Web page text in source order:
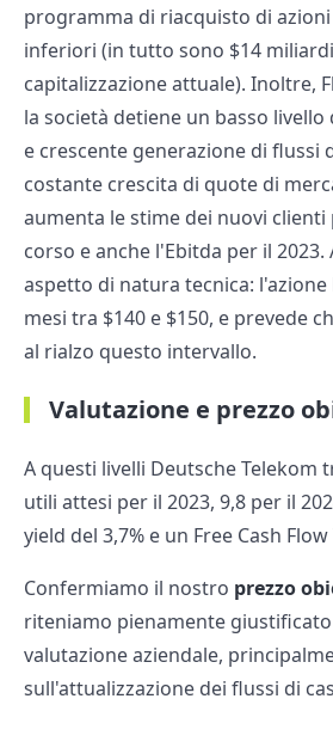
programma di riacquisto di
inferiori (in tutto sono $14
capitalizzazione attuale). Inoltre,
la società detiene un basso
e crescente generazione di flussi
costante crescita di quote di
aumenta le stime dei nuovi
corso e anche l'Ebitda per il
aspetto di natura tecnica:
mesi tra $140 e $150, e prevede
al rialzo questo intervallo.
Valutazione e prezzo
A questi livelli Deutsche Telekom
utili attesi per il 2023, 9,8 per il
yield del 3,7% e un Free Cash
Confermiamo il nostro prezzo
riteniamo pienamente
valutazione aziendale,
sull'attualizzazione dei flussi di